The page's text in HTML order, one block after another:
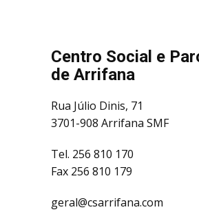
Centro Social e
de Arrifana
Rua Júlio Dinis, 71
3701-908 Arrifana SMF
Tel. 256 810 170
Fax 256 810 179
geral@csarrifana.com